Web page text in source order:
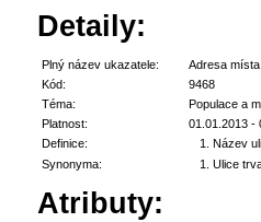
Detaily:
Plný název ukazatele:
Adresa
Kód:
9468
Téma:
Populace a
Platnost:
01.01.2013 -
Definice:
Název
Synonyma:
Ulice
Atributy: